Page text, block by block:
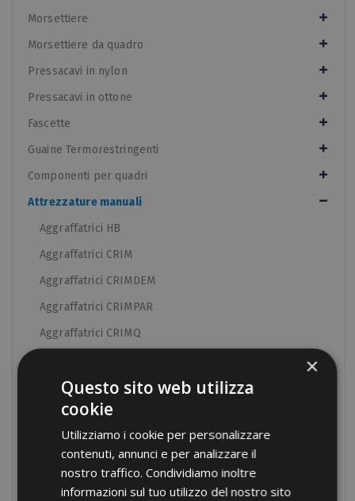
Morsettiere
Morsettiere da quadro
Pressacavi in nylon
Pressacavi in ottone
Fascette
Guaine Termorestringenti
Componenti per quadri
Attrezzature manuali
Aggraffatrici HB
Aggraffatrici CRIM
Aggraffatrici CRIMDEM
Aggraffatrici CRIMPAR
Aggraffatrici CRIMQ
Aggraffatrici per RJ
Aggraffatrici per bussola in bandella
Aggraffatrici a manici lunghi
Aggraffatrici pneumatiche
Tranciacavi
×
Questo sito web utilizza
cookie
Utilizziamo i cookie per personalizzare
contenuti, annunci e per analizzare il
nostro traffico. Condividiamo inoltre
informazioni sul tuo utilizzo del nostro sito